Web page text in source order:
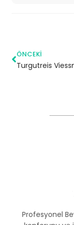
ÖNCEKI
Profesyonel